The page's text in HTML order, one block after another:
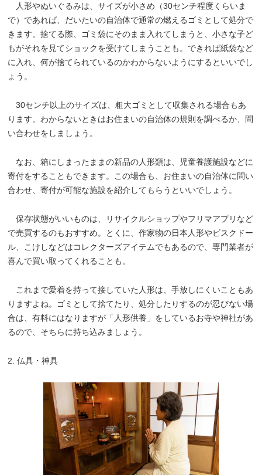
人形やぬいぐるみは、サイズが小さめ（30センチ程度くらいま
で）であれば、だいたいの自治体で通常の燃えるゴミとして処分で
きます。捨てる際、ゴミ袋にそのまま入れてしまうと、小さな子ど
もがそれを見てショックを受けてしまうことも。できれば紙袋など
に入れ、何が捨てられているのかわからないようにするといいでし
ょう。
30センチ以上のサイズは、粗大ゴミとして収集される場合もあ
ります。わからないときはお住まいの自治体の規則を調べるか、問
い合わせをしましょう。
なお、箱にしまったままの新品の人形類は、児童養護施設などに
寄付をすることもできます。この場合も、お住まいの自治体に問い
合わせ、寄付が可能な施設を紹介してもらうといいでしょう。
保存状態がいいものは、リサイクルショップやフリマアプリなど
で売買するのもおすすめ。とくに、作家物の日本人形やビスクドー
ル、こけしなどはコレクターズアイテムでもあるので、専門業者が
喜んで買い取ってくれることも。
これまで愛着を持って接していた人形は、手放しにくいこともあ
りますよね。ゴミとして捨てたり、処分したりするのが忍びない場
合は、有料にはなりますが「人形供養」をしているお寺や神社があ
るので、そちらに持ち込みましょう。
2. 仏具・神具